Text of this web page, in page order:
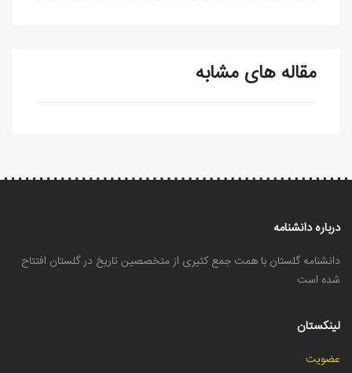
مقاله های مشابه
درباره دانشنامه
دانشنامه گلستان با همت جمع کثیری از متخصصین تاریخ در گلستان افتتاح
شده است
لینکستان
عضویت